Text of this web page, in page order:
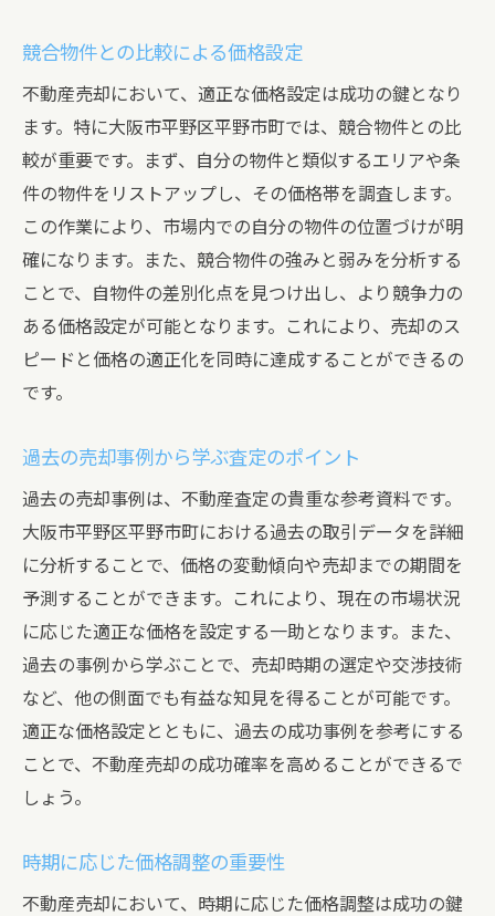
地域に特化した査定で平野市町の不動産売却を
スムーズに
地域の特徴を活かした査定の進め方
専門家が見る地域特有の査定要素
地元の実績を持つ不動産会社のメリット
地域コミュニティと協力した売却活動
地域イベントを活用した販促活動
地域情報を反映したマーケティング戦略
複数社の査定比較で見極める平野市町の最適な
各社の査定方針を見極めるポイント
査定結果を活用した価格交渉の進め方
適切な査定結果を得るためのコツ
査定比較から見る市場動向の分析
理想的な価格設定による売却成功事例
不動産売却を最大化する平野市町での査定のポ
イント
査定の精度を高めるための準備
物件の隠れた価値を引き出す方法
顧客ニーズに応じた提案力の強化
査定業務における倫理と信頼の確保
競合物件との比較による価格設定
不動産売却において、適正な価格設定は成功の鍵となり
ます。特に大阪市平野区平野市町では、競合物件との比
較が重要です。まず、自分の物件と類似するエリアや条
件の物件をリストアップし、その価格帯を調査します。
この作業により、市場内での自分の物件の位置づけが明
確になります。また、競合物件の強みと弱みを分析する
ことで、自物件の差別化点を見つけ出し、より競争力の
ある価格設定が可能となります。これにより、売却のス
ピードと価格の適正化を同時に達成することができるの
です。
過去の売却事例から学ぶ査定のポイント
過去の売却事例は、不動産査定の貴重な参考資料です。
大阪市平野区平野市町における過去の取引データを詳細
に分析することで、価格の変動傾向や売却までの期間を
予測することができます。これにより、現在の市場状況
に応じた適正な価格を設定する一助となります。また、
過去の事例から学ぶことで、売却時期の選定や交渉技術
など、他の側面でも有益な知見を得ることが可能です。
適正な価格設定とともに、過去の成功事例を参考にする
ことで、不動産売却の成功確率を高めることができるで
しょう。
時期に応じた価格調整の重要性
不動産売却において、時期に応じた価格調整は成功の鍵